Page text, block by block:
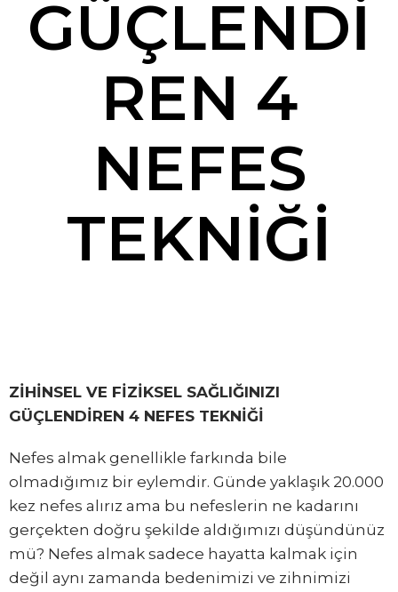
GÜÇLENDİ
REN 4
NEFES
TEKNİĞİ
ZİHİNSEL VE FİZİKSEL SAĞLIĞINIZI
GÜÇLENDİREN 4 NEFES TEKNİĞİ
Nefes almak genellikle farkında bile
olmadığımız bir eylemdir. Günde yaklaşık 20.000
kez nefes alırız ama bu nefeslerin ne kadarını
gerçekten doğru şekilde aldığımızı düşündünüz
mü? Nefes almak sadece hayatta kalmak için
değil aynı zamanda bedenimizi ve zihnimizi